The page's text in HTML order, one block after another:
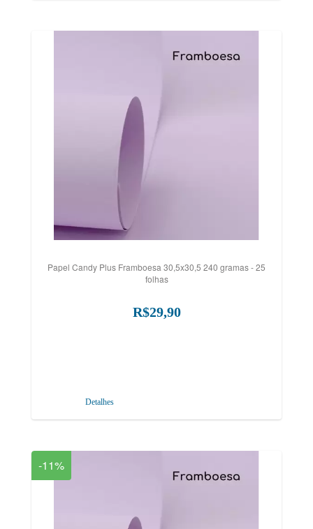
Papel Candy Plus Framboesa 30,5x30,5 240 gramas - 25
folhas
R$29,90
Detalhes
-11%